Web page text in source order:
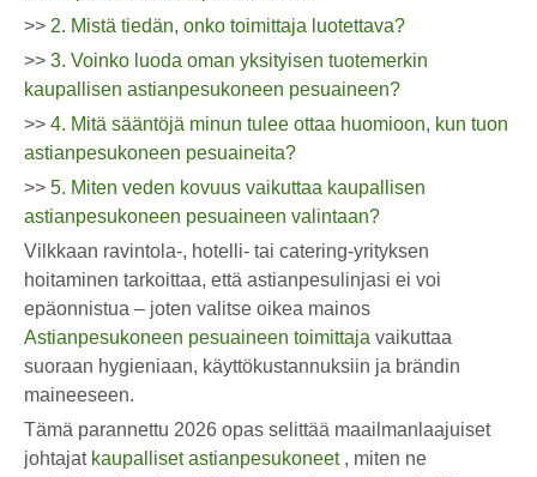
>> 2. Mistä tiedän, onko toimittaja luotettava?
>> 3. Voinko luoda oman yksityisen tuotemerkin
kaupallisen astianpesukoneen pesuaineen?
>> 4. Mitä sääntöjä minun tulee ottaa huomioon, kun tuon
astianpesukoneen pesuaineita?
>> 5. Miten veden kovuus vaikuttaa kaupallisen
astianpesukoneen pesuaineen valintaan?
Vilkkaan ravintola-, hotelli- tai catering-yrityksen
hoitaminen tarkoittaa, että astianpesulinjasi ei voi
epäonnistua – joten valitse oikea mainos
Astianpesukoneen pesuaineen toimittaja vaikuttaa
suoraan hygieniaan, käyttökustannuksiin ja brändin
maineeseen.
Tämä parannettu 2026 opas selittää maailmanlaajuiset
johtajat kaupalliset astianpesukoneet , miten ne